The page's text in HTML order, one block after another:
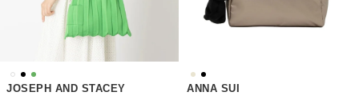
JOSEPH AND STACEY ANNA SUI